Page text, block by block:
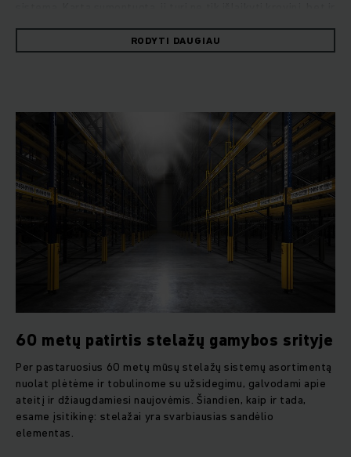
ilgalaikis planavimas. Bendrovė „Jungheinrich“ jau 60 metų
daugiausia dėmesio skiria vidinei įmonės plėtrai,
visi objektai būtų saugiai laikomi ir tinkami naudoti bet kuriuo
metu. Įvairių sričių klientai visame pasaulyje pasitiki mūsų
sistemomis, užtikrinančiomis sėkmingą veiklą.
RODYTI DAUGIAU
60 metų patirtis stelažų gamybos srityje
Per pastaruosius 60 metų mūsų stelažų sistemų asortimentą
nuolat plėtėme ir tobulinome su užsidegimu, galvodami apie
ateitį ir džiaugdamiesi naujovėmis. Šiandien, kaip ir tada,
esame įsitikinę: stelažai yra svarbiausias sandėlio
elementas.